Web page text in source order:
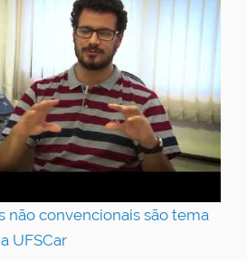
não convencionais são tema
UFSCar